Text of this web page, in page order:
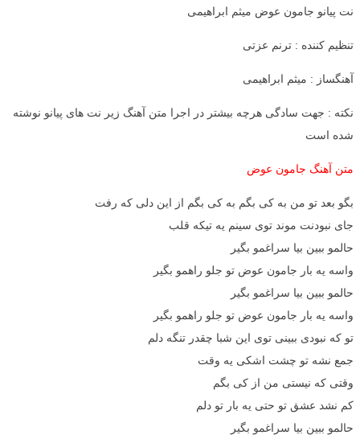
نت پیانو جامون عوض میثم ابراهیمی
تنظیم کننده : ترنم عزتی
آهنگساز : میثم ابراهیمی
نکته : جهت سادگی هرچه بیشتر در اجرا متن آهنگ زیر نت های پیانو نوشته
شده است
متن آهنگ جامون عوض
بگو بعد تو من به کی بگم به کی بگم از این دلی که رفت
جای نبودنت موند توی سینم یه تیکه قلب
حالمو ببین بیا سراغمو بگیر
واسه یه بار جامون عوض تو جلو راهمو بگیر
حالمو ببین بیا سراغمو بگیر
واسه یه بار جامون عوض تو جلو راهمو بگیر
تو که نبودی ببینی توی این شبا چقدر تنگه دلم
جمع نشه تو چشت اشکی یه وقت
وقتی که نیستی من از کی بگم
کم نشد عشق تو حتی یه بار تو دلم
حالمو ببین بیا سراغمو بگیر